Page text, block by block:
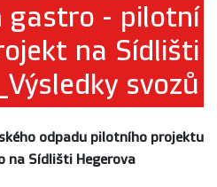
gastro - pilotní
na Sídlišti
svozů
odpadu pilotního projektu
na Sídlišti Hegerova